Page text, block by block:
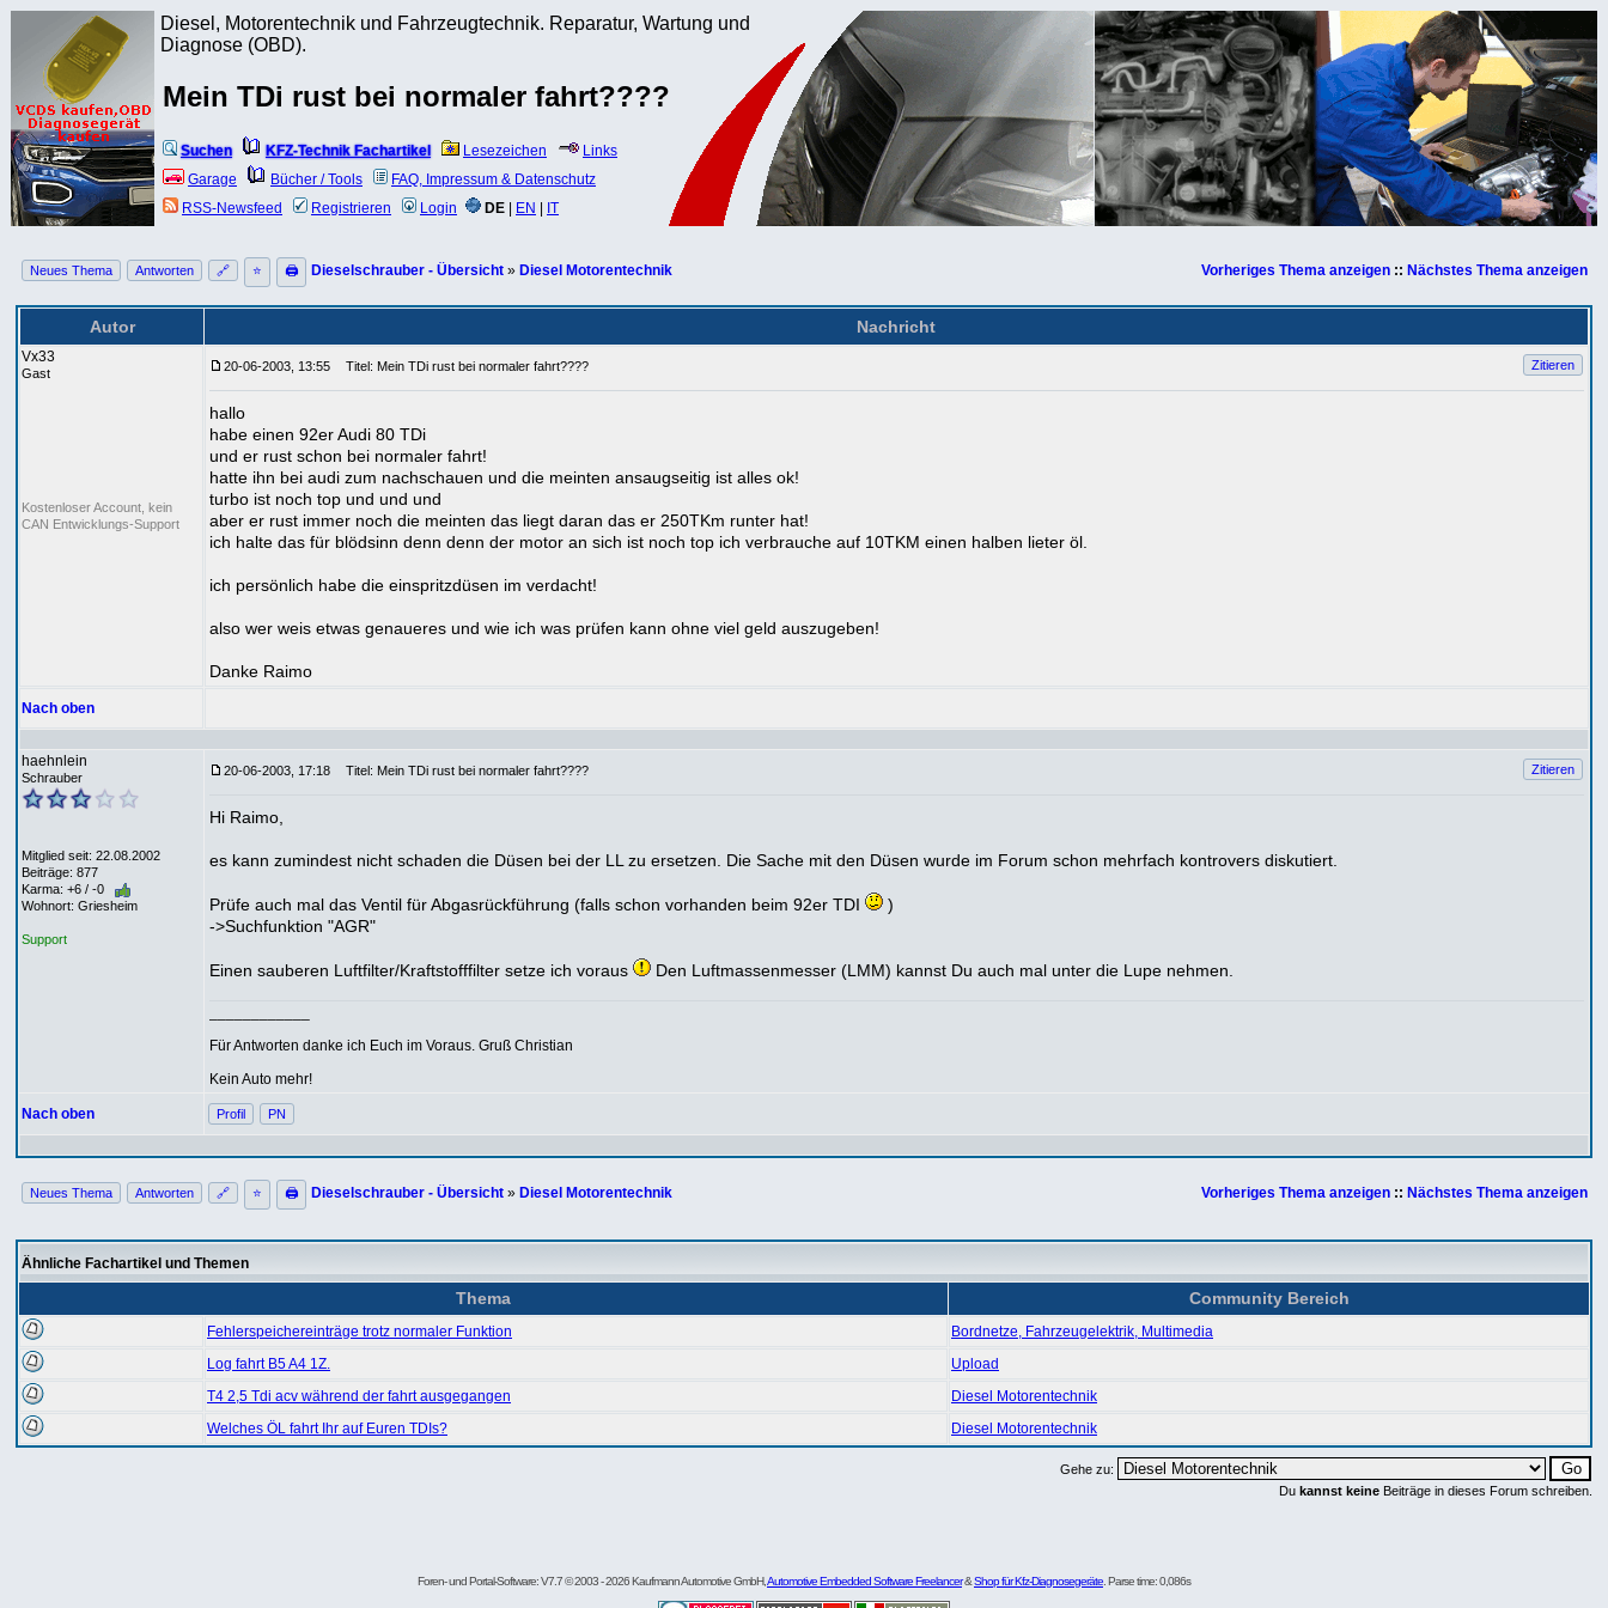
Diesel, Motorentechnik und Fahrzeugtechnik. Reparatur, Wartung und
Diagnose (OBD).
Mein TDi rust bei normaler fahrt????
Suchen KFZ-Technik Fachartikel Lesezeichen
Links
Garage
Bücher / Tools
FAQ, Impressum & Datenschutz
RSS-Newsfeed
Registrieren Login DE EN IT
Neues Thema Antworten 🔗 ⭐ 🖨 Dieselschrauber - Übersicht » Diesel Motorentechnik Vorheriges Thema anzeigen :: Nächstes Thema anzeigen
Autor Nachricht
Vx33
Gast
Kostenloser Account, kein
CAN Entwicklungs-Support
20-06-2003, 13:55 Titel: Mein TDi rust bei normaler fahrt???? Zitieren
hallo
habe einen 92er Audi 80 TDi
und er rust schon bei normaler fahrt!
hatte ihn bei audi zum nachschauen und die meinten ansaugseitig ist alles ok!
turbo ist noch top und und und
aber er rust immer noch die meinten das liegt daran das er 250TKm runter hat!
ich halte das für blödsinn denn denn der motor an sich ist noch top ich verbrauche auf 10TKM einen halben lieter öl.
ich persönlich habe die einspritzdüsen im verdacht!
also wer weis etwas genaueres und wie ich was prüfen kann ohne viel geld auszugeben!
Danke Raimo
Nach oben
haehnlein
Schrauber
Mitglied seit: 22.08.2002
Beiträge: 877
Karma: +6 / -0
Wohnort: Griesheim
Support
20-06-2003, 17:18 Titel: Mein TDi rust bei normaler fahrt???? Zitieren
Hi Raimo,
es kann zumindest nicht schaden die Düsen bei der LL zu ersetzen. Die Sache mit den Düsen wurde im Forum schon mehrfach kontrovers diskutiert.
Prüfe auch mal das Ventil für Abgasrückführung (falls schon vorhanden beim 92er TDI
)
->Suchfunktion "AGR"
Einen sauberen Luftfilter/Kraftstofffilter setze ich voraus Den Luftmassenmesser (LMM) kannst Du auch mal unter die Lupe nehmen.
Für Antworten danke ich Euch im Voraus. Gruß Christian
Kein Auto mehr!
Nach oben Profil PN
Neues Thema Antworten 🔗 ⭐ 🖨 Dieselschrauber - Übersicht » Diesel Motorentechnik Vorheriges Thema anzeigen :: Nächstes Thema anzeigen
Ähnliche Fachartikel und Themen
Thema Community Bereich
Fehlerspeichereinträge trotz normaler Funktion
Bordnetze, Fahrzeugelektrik, Multimedia
Log fahrt B5 A4 1Z.
Upload
T4 2,5 Tdi acv während der fahrt ausgegangen
Diesel Motorentechnik
Welches ÖL fahrt Ihr auf Euren TDIs?
Diesel Motorentechnik
Gehe zu:
Du kannst keine Beiträge in dieses Forum schreiben.
Foren- und Portal-Software: V7.7 © 2003 - 2026 Kaufmann Automotive GmbH,Automotive Embedded Software Freelancer&Shop für Kfz-Diagnosegeräte . Parse time: 0,086s